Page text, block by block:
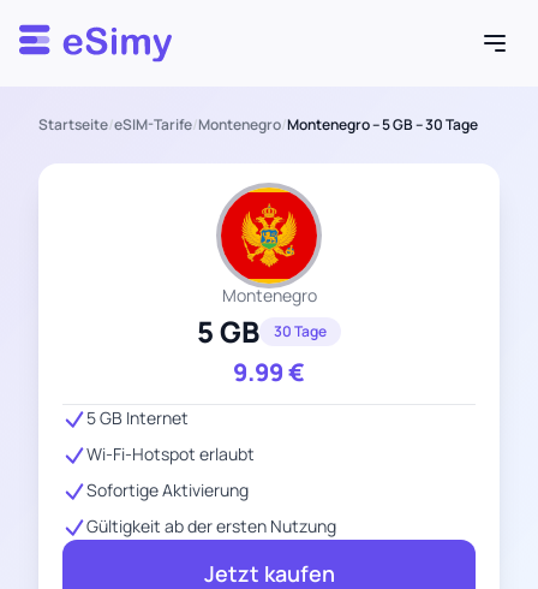
Esimy
Startseite/eSIM-Tarife/Montenegro/Montenegro – 5 GB – 30 Tage
Montenegro
5 GB 30 Tage
9.99€
5 GB Internet
Wi-Fi-Hotspot erlaubt
Sofortige Aktivierung
Gültigkeit ab der ersten Nutzung
Jetzt kaufen